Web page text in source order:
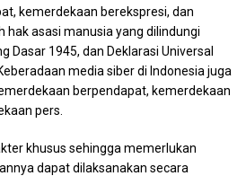
kemerdekaan berekspresi, dan
hak asasi manusia yang dilindungi
Dasar 1945, dan Deklarasi Universal
media siber di Indonesia juga
berpendapat, kemerdekaan
pers.
khusus sehingga memerlukan
dapat dilaksanakan secara